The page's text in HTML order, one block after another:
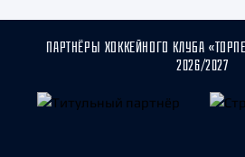
ПАРТНЁРЫ ХОККЕЙНОГО КЛУБА
2026/2027